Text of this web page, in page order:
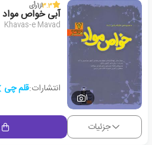
1
3.3از1رأی
آبی خواص مواد
Khavas-e Mavad
انتشارات:قلم چی
جزئیات